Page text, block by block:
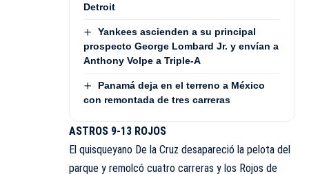
Detroit
Yankees ascienden a su principal
prospecto George Lombard Jr. y envían a
Anthony Volpe a Triple-A
Panamá deja en el terreno a México
con remontada de tres carreras
ASTROS 9-13 ROJOS
El quisqueyano De la Cruz desapareció la pelota del
parque y remolcó cuatro carreras y los Rojos de